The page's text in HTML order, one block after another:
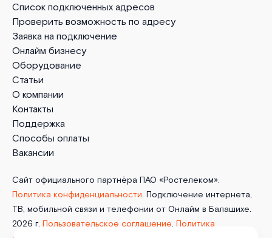
Список подключенных адресов
Проверить возможность по адресу
Заявка на подключение
Онлайм бизнесу
Оборудование
Статьи
О компании
Контакты
Поддержка
Способы оплаты
Вакансии
Сайт официального партнёра ПАО «Ростелеком».
Политика конфиденциальности. Подключение интернета,
ТВ, мобильной связи и телефонии от Онлайм в Балашихе.
2026 г. Пользовательское соглашение. Политика